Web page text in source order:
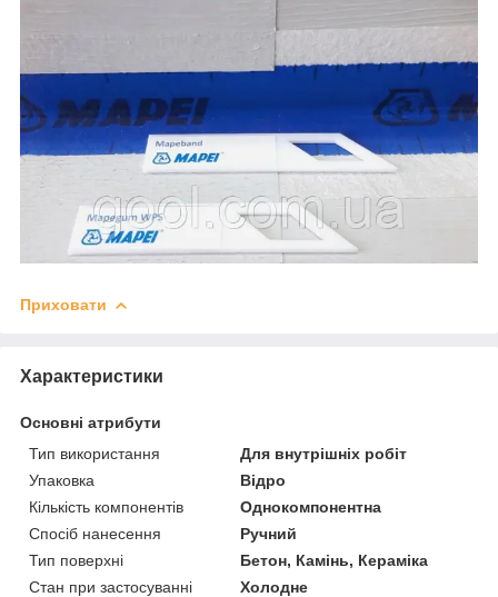
Приховати
Характеристики
Основні атрибути
Тип використання
Для внутрішніх робіт
Упаковка
Відро
Кількість компонентів
Однокомпонентна
Спосіб нанесення
Ручний
Тип поверхні
Бетон, Камінь, Кераміка
Стан при застосуванні
Холодне